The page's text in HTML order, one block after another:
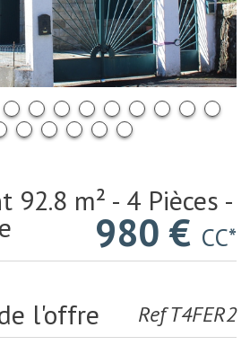
980 € CC*
l'offre Ref T4FER2